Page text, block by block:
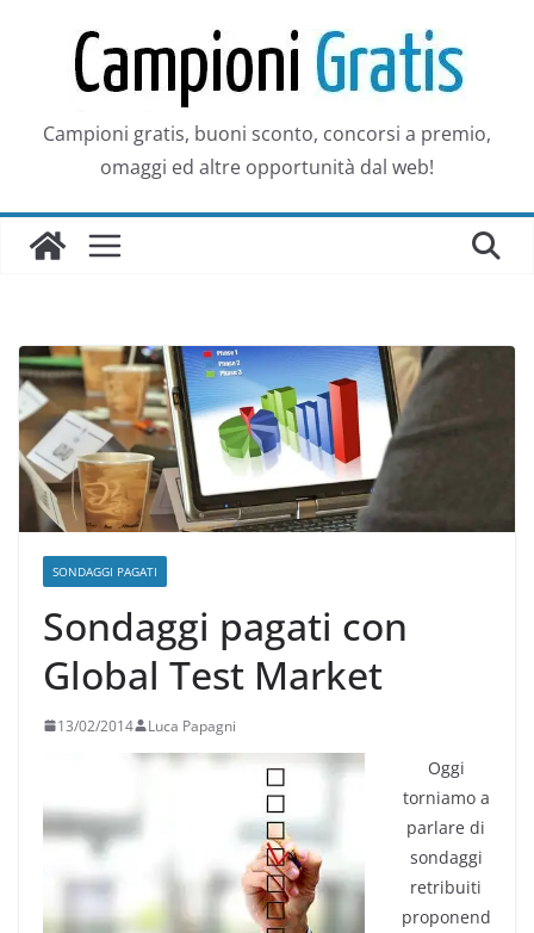
contenuto
Campioni gratis, buoni sconto, concorsi a premio,
omaggi ed altre opportunità dal web!
SONDAGGI PAGATI
Sondaggi pagati con
Global Test Market
13/02/2014 Luca Papagni
Oggi
torniamo a
parlare di
sondaggi
retribuiti
proponend